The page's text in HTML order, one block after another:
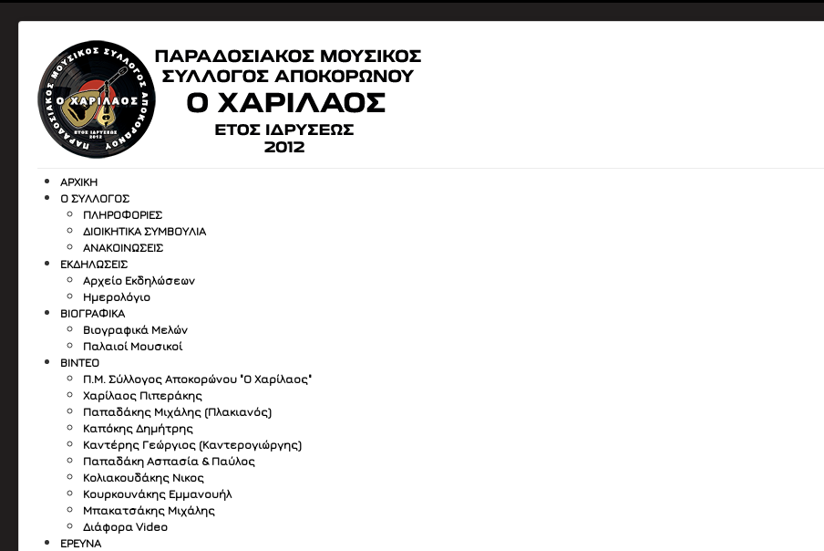
ΑΡΧΙΚΉ
Ο ΣΎΛΛΟΓΟΣ
ΠΛΗΡΟΦΟΡΙΕΣ
ΔΙΟΙΚΗΤΙΚΑ ΣΥΜΒΟΥΛΙΑ
ΑΝΑΚΟΙΝΩΣΕΙΣ
ΕΚΔΗΛΏΣΕΙΣ
Αρχείο Εκδηλώσεων
Ημερολόγιο
ΒΙΟΓΡΑΦΙΚΆ
Βιογραφικά Μελών
Παλαιοί Μουσικοί
ΒΙΝΤΕΟ
Π.Μ. Σύλλογος Αποκορώνου "Ο Χαρίλαος"
Χαρίλαος Πιπεράκης
Παπαδάκης Μιχάλης (Πλακιανός)
Καπόκης Δημήτρης
Καντέρης Γεώργιος (Καντερογιώργης)
Παπαδάκη Ασπασία & Παύλος
Κολιακουδάκης Νικος
Κουρκουνάκης Εμμανουήλ
Μπακατσάκης Μιχάλης
Διάφορα Video
ΈΡΕΥΝΑ